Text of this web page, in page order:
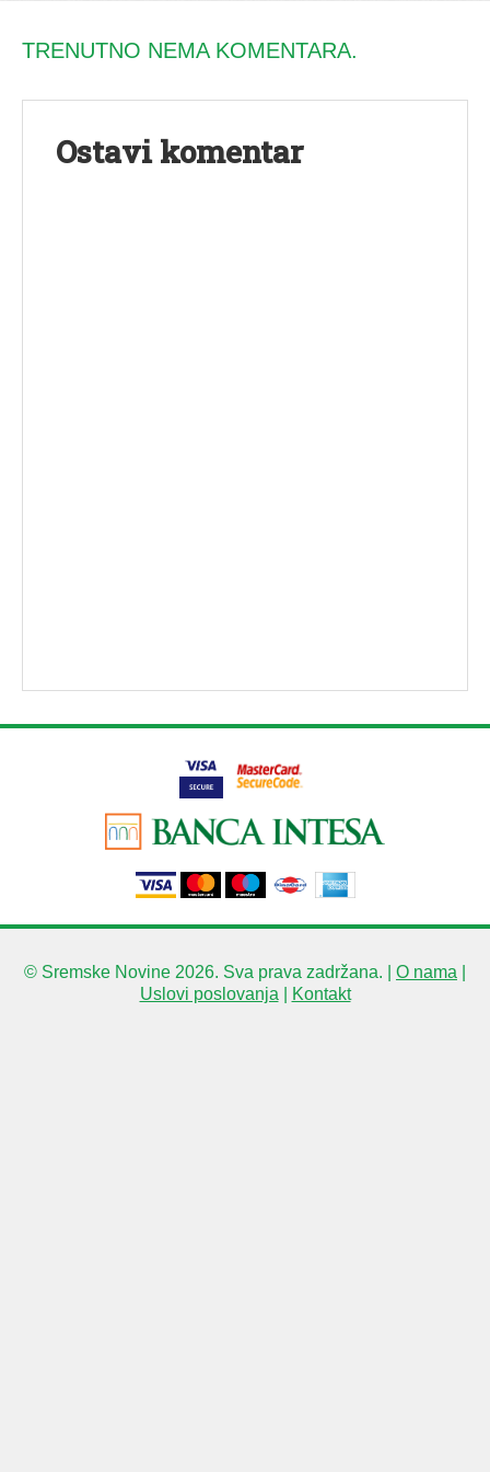
TRENUTNO NEMA KOMENTARA.
Ostavi komentar
© Sremske Novine 2026. Sva prava zadržana. | O nama
Uslovi poslovanja| Kontakt